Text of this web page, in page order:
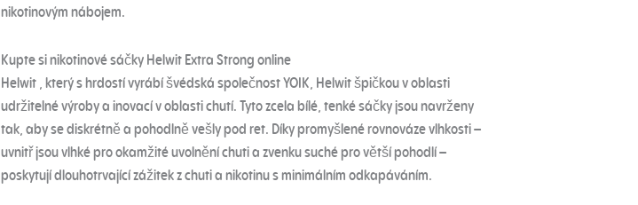
nikotinovým nábojem.
Kupte si nikotinové sáčky Helwit Extra Strong online
Helwit , který s hrdostí vyrábí švédská společnost YOIK, Helwit špičkou v oblasti
udržitelné výroby a inovací v oblasti chutí. Tyto zcela bílé, tenké sáčky jsou navrženy
tak, aby se diskrétně a pohodlně vešly pod ret. Díky promyšlené rovnováze vlhkosti –
uvnitř jsou vlhké pro okamžité uvolnění chuti a zvenku suché pro větší pohodlí –
poskytují dlouhotrvající zážitek z chuti a nikotinu s minimálním odkapáváním.